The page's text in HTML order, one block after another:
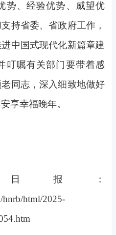
势、经验优势、威望优
持省委、省政府工作，
中国式现代化新篇章建
叮嘱有关部门要带着感
同志，深入细致地做好
享幸福晚年。
报：
hnrb/html/2025-